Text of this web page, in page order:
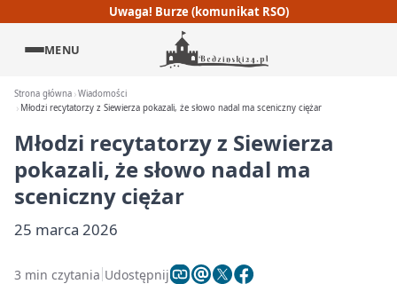
Uwaga! Burze (komunikat RSO)
MENU
Strona główna Wiadomości
Młodzi recytatorzy z Siewierza pokazali, że słowo nadal ma sceniczny ciężar
Młodzi recytatorzy z Siewierza
pokazali, że słowo nadal ma
sceniczny ciężar
25 marca 2026
3 min czytania Udostępnij